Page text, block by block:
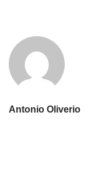
Antonio Oliverio